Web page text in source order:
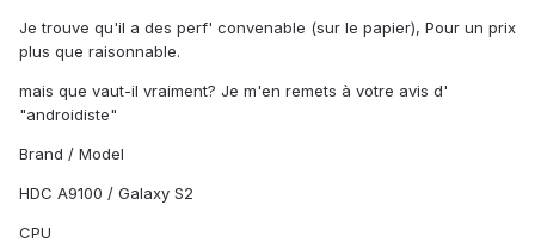
Je trouve qu'il a des perf' convenable (sur le papier), Pour un prix
plus que raisonnable.
mais que vaut-il vraiment? Je m'en remets à votre avis d'
"androidiste"
Brand / Model
HDC A9100 / Galaxy S2
CPU